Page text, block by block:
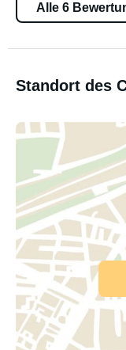
Alle 6
Standort des